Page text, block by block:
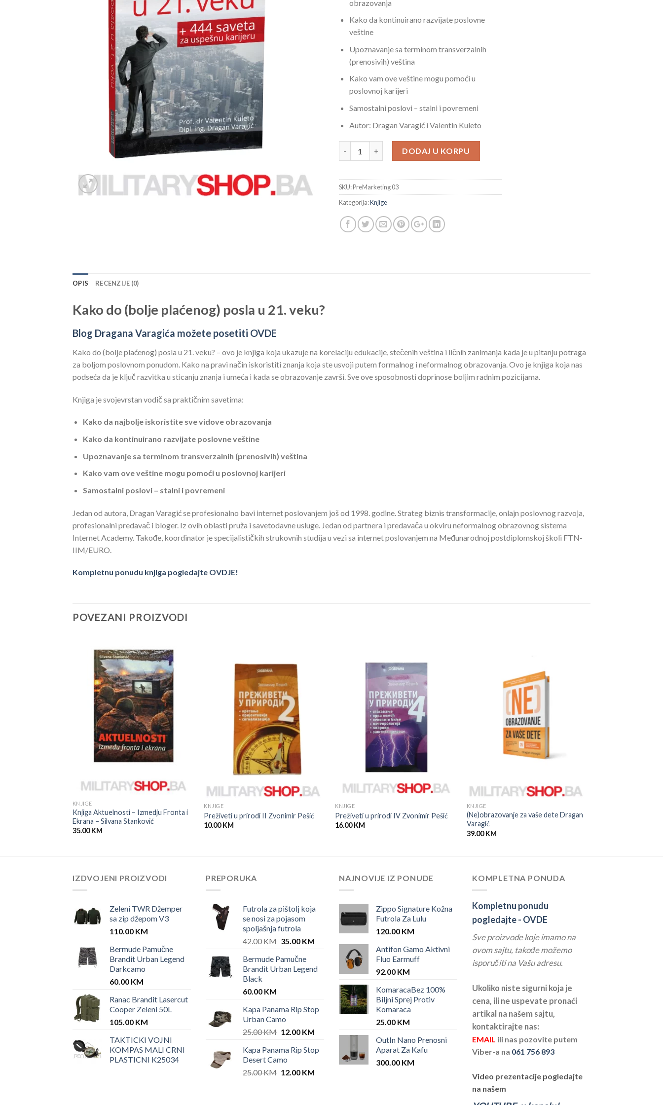
obrazovanja
Kako da kontinuirano razvijate poslovne
veštine
Upoznavanje sa terminom transverzalnih
(prenosivih) veština
Kako vam ove veštine mogu pomoći u
poslovnoj karijeri
Samostalni poslovi – stalni i povremeni
Autor: Dragan Varagić i Valentin Kuleto
DODAJ U KORPU
SKU:PreMarketing 03
Kategorija:Knjige
OPIS RECENZIJE (0)
Kako do (bolje plaćenog) posla u 21. veku?
Blog Dragana Varagića možete posetiti OVDE
Kako do (bolje plaćenog) posla u 21. veku? – ovo je knjiga koja ukazuje na korelaciju edukacije, stečenih veština i ličnih zanimanja kada je u pitanju potraga
za boljom poslovnom ponudom. Kako na pravi način iskoristiti znanja koja ste usvoji putem formalnog i neformalnog obrazovanja. Ovo je knjiga koja nas
podseća da je ključ razvitka u sticanju znanja i umeća i kada se obrazovanje završi. Sve ove sposobnosti doprinose boljim radnim pozicijama.
Knjiga je svojevrstan vodič sa praktičnim savetima:
Kako da najbolje iskoristite sve vidove obrazovanja
Kako da kontinuirano razvijate poslovne veštine
Upoznavanje sa terminom transverzalnih (prenosivih) veština
Kako vam ove veštine mogu pomoći u poslovnoj karijeri
Samostalni poslovi – stalni i povremeni
Jedan od autora, Dragan Varagić se profesionalno bavi internet poslovanjem još od 1998. godine. Strateg biznis transformacije, onlajn poslovnog razvoja,
profesionalni predavač i bloger. Iz ovih oblasti pruža i savetodavne usluge. Jedan od partnera i predavača u okviru neformalnog obrazovnog sistema
Internet Academy. Takođe, koordinator je specijalističkih strukovnih studija u vezi sa internet poslovanjem na Međunarodnoj postdiplomskoj školi FTN-
IIM/EURO.
Kompletnu ponudu knjiga pogledajte OVDJE!
POVEZANI PROIZVODI
KNJIGE
Knjiga Aktuelnosti – Izmedju Fronta i
Ekrana – Silvana Stanković
35.00KM
KNJIGE
Preživeti u prirodi II Zvonimir Pešić
10.00KM
KNJIGE
Preživeti u prirodi IV Zvonimir Pešić
16.00KM
KNJIGE
(Ne)obrazovanje za vaše dete Dragan
Varagić
39.00KM
IZDVOJENI PROIZVODI
Zeleni TWR Džemper
sa zip džepom V3
110.00 KM
Bermude Pamučne
Brandit Urban Legend
Darkcamo
60.00 KM
Ranac Brandit Lasercut
Cooper Zeleni 50L
105.00 KM
TAKTICKI VOJNI
KOMPAS MALI CRNI
PLASTICNI K25034
PREPORUKA
Futrola za pištolj koja
se nosi za pojasom
spoljašnja futrola
42.00KM Original
was:
42.00 KM.
35.00 KMCurrent
35.00 KM.
Bermude Pamučne
Brandit Urban Legend
Black
60.00 KM
Kapa Panama Rip Stop
Urban Camo
25.00KM Original
was:
25.00 KM.
12.00 KMCurrent
is:
12.00 KM.
Kapa Panama Rip Stop
Desert Camo
25.00KM Original
12.00 KMCurrent
NAJNOVIJE IZ PONUDE
Zippo Signature Kožna
Futrola Za Lulu
120.00 KM
Antifon Gamo Aktivni
Fluo Earmuff
92.00 KM
KomaracaBez 100%
Biljni Sprej Protiv
Komaraca
25.00 KM
OutIn Nano Prenosni
Aparat Za Kafu
300.00 KM
KOMPLETNA PONUDA
Kompletnu ponudu
pogledajte - OVDE
Sve proizvode koje imamo na
ovom sajtu, takođe možemo
isporučiti na Vašu adresu.
Ukoliko niste sigurni koja je
cena, ili ne uspevate pronaći
artikal na našem sajtu,
kontaktirajte nas:
EMAIL ili nas pozovite putem
Viber-a na 061 756 893
Video prezentacije pogledajte
na našem